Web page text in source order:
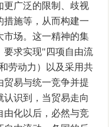
更广泛的限制、歧视
措施等，从而构建一
市场。这一精神的集
要求实现"四项自由流
劳动力）以及采用共
贸易与统一竞争并提
认识到，当贸易走向
由化以后，必然与竞